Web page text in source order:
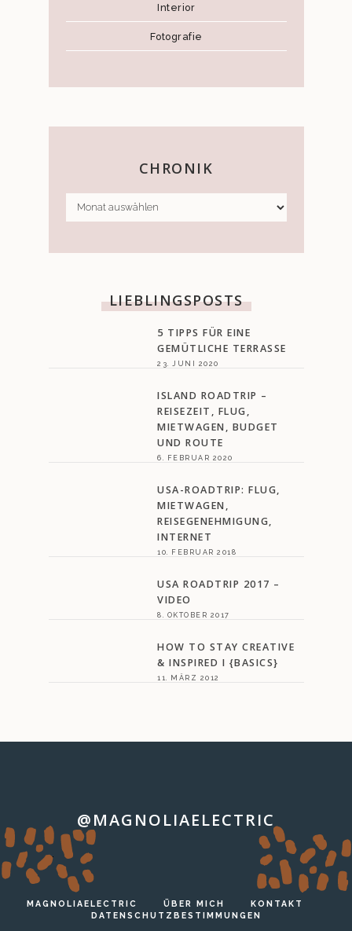
Interior
Fotografie
CHRONIK
CHRONIK
LIEBLINGSPOSTS
5 TIPPS FÜR EINE
GEMÜTLICHE TERRASSE
23. JUNI 2020
ISLAND ROADTRIP –
REISEZEIT, FLUG,
MIETWAGEN, BUDGET
UND ROUTE
6. FEBRUAR 2020
USA-ROADTRIP: FLUG,
MIETWAGEN,
REISEGENEHMIGUNG,
INTERNET
10. FEBRUAR 2018
USA ROADTRIP 2017 –
VIDEO
8. OKTOBER 2017
HOW TO STAY CREATIVE
& INSPIRED I {BASICS}
11. MÄRZ 2012
@MAGNOLIAELECTRIC
…
MAGNOLIAELECTRIC ÜBER MICH
KONTAKT
DATENSCHUTZBESTIMMUNGEN